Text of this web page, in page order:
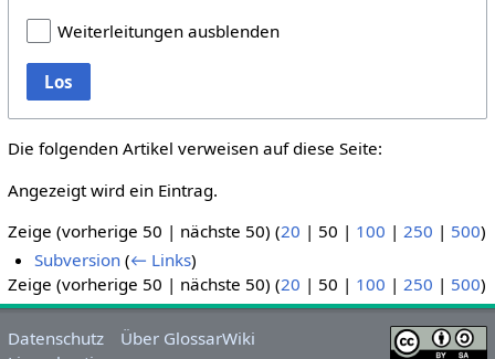
Weiterleitungen ausblenden
Los
Die folgenden Artikel verweisen auf diese Seite:
Angezeigt wird ein Eintrag.
Zeige (vorherige 50 | nächste 50) (20 | 50 | 100 | 250 | 500)
Subversion (← Links)
Zeige (vorherige 50 | nächste 50) (20 | 50 | 100 | 250 | 500)
Datenschutz
Über GlossarWiki